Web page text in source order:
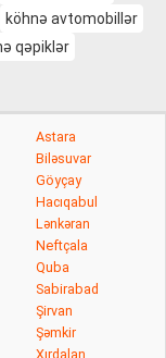
köhnə avtomobillər
qəpiklər
Astara
Biləsuvar
Göyçay
Hacıqabul
Lənkəran
Neftçala
Quba
Sabirabad
Şirvan
Şəmkir
Xırdalan